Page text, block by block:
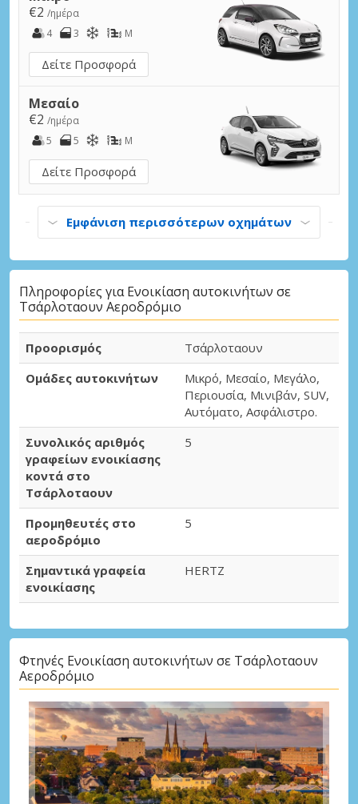
€2 /ημέρα
4
3 M
Δείτε Προσφορά
Μεσαίο
€2 /ημέρα
5
5 M
Δείτε Προσφορά
Εμφάνιση περισσότερων οχημάτων
Πληροφορίες για Ενοικίαση αυτοκινήτων σε
Τσάρλοταουν Αεροδρόμιο
Προορισμός
Τσάρλοταουν
Ομάδες αυτοκινήτων
Μικρό, Μεσαίο, Μεγάλο,
Περιουσία, Μινιβάν, SUV,
Αυτόματο, Ασφάλιστρο.
Συνολικός αριθμός
γραφείων ενοικίασης
κοντά στο
Τσάρλοταουν
5
Προμηθευτές στο
αεροδρόμιο
5
Σημαντικά γραφεία
ενοικίασης
HERTZ
Φτηνές Ενοικίαση αυτοκινήτων σε Τσάρλοταουν
Αεροδρόμιο